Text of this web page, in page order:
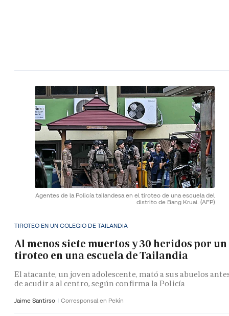
Agentes de la Policía tailandesa en el tiroteo de una escuela del
distrito de Bang Kruai. (AFP)
TIROTEO EN UN COLEGIO DE TAILANDIA
Al menos siete muertos y 30 heridos por un
tiroteo en una escuela de Tailandia
El atacante, un joven adolescente, mató a sus abuelos
de acudir a al centro, según confirma la Policía
Jaime Santirso Corresponsal en Pekín